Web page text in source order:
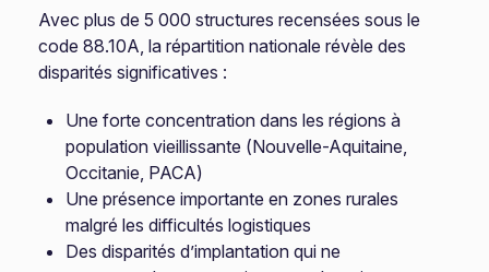
Avec plus de 5 000 structures recensées sous le
code 88.10A, la répartition nationale révèle des
disparités significatives :
Une forte concentration dans les régions à
population vieillissante (Nouvelle-Aquitaine,
Occitanie, PACA)
Une présence importante en zones rurales
malgré les difficultés logistiques
Des disparités d’implantation qui ne